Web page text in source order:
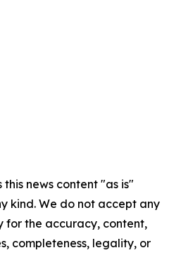
news content "as is"
kind. We do not accept any
for the accuracy, content,
completeness, legality, or